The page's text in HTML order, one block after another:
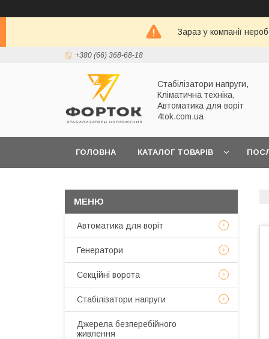
Зараз у компанії
+380 (66) 368-68-18
Стабілізатори напруги,
Кліматична техніка,
Автоматика для воріт
4tok.com.ua
ГОЛОВНА КАТАЛОГ ТОВАРІВ
Автоматика для воріт
Генератори
Секційні ворота
Стабілізатори напруги
Джерела безперебійного
живлення